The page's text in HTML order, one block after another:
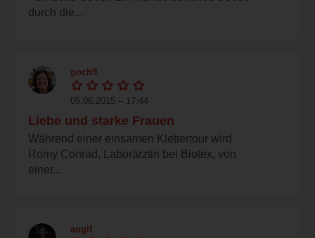
durch die...
goch9
05.06.2015 – 17:44
Liebe und starke Frauen
Während einer einsamen Klettertour wird
Romy Conrad, Laborärztin bei Biotex, von
einer...
angif